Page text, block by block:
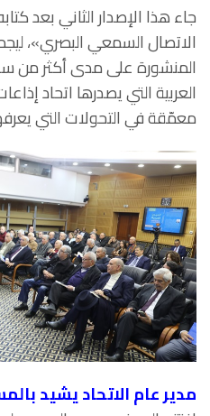
جاء هذا الإصدار الثاني بعد
الاتصال السمعي البصري»،
المنشورة على مدى أكثر من
العربية التي يصدرها اتحاد
معمّقة في التحولات التي
مدير عام الاتحاد يشيد